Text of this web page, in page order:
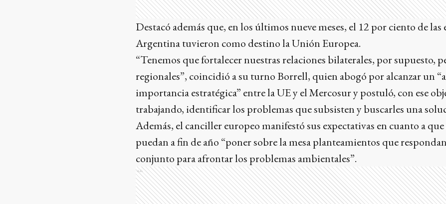
Destacó además que, en los últimos nueve meses, el 12 por ciento de
Argentina tuvieron como destino la Unión Europea.
“Tenemos que fortalecer nuestras relaciones bilaterales, por supuesto,
regionales”, coincidió a su turno Borrell, quien abogó por alcanzar un
importancia estratégica” entre la UE y el Mercosur y postuló, con ese
trabajando, identificar los problemas que subsisten y buscarles una
Además, el canciller europeo manifestó sus expectativas en cuanto a
puedan a fin de año “poner sobre la mesa planteamientos que
conjunto para afrontar los problemas ambientales”.
Ads